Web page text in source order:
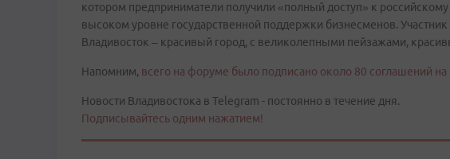
котором предприниматели получили «полный доступ» к российскому
высоком уровне государственной поддержки бизнесменов.
Владивосток – красивый город, с великолепными пейзажами,
Напомним, всего на форуме было подписано около 80 соглашений
Новости Владивостока в Telegram - постоянно в течение дня.
Подписывайтесь одним нажатием!